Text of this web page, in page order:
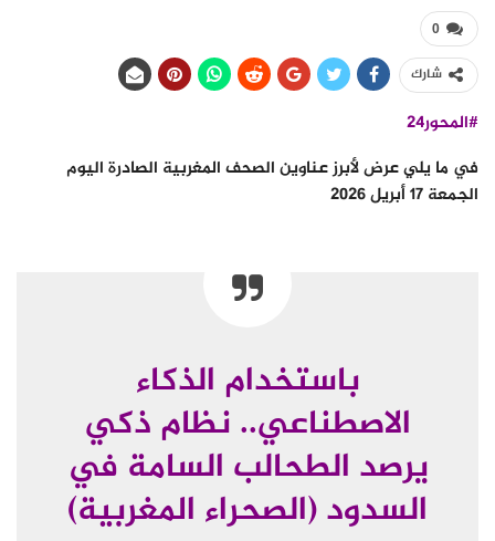
0
شارك
#المحور24
في ما يلي عرض لأبرز عناوين الصحف المغربية الصادرة اليوم
الجمعة 17 أبريل 2026
باستخدام الذكاء
الاصطناعي.. نظام ذكي
يرصد الطحالب السامة في
السدود (الصحراء المغربية)